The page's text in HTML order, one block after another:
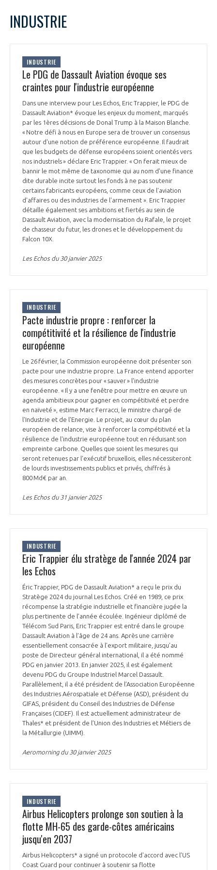
PRÉSENTATION
NOTRE VISION
NOS MISSIONS
NOTRE HISTOIRE
ORGANISATION
LE CONSEIL DU GIFAS
L’ÉQUIPE DU GIFAS
NOS RÉSEAUX À L'INTERNATIONAL
FONCTIONNEMENT
GEADS
COMITÉ AERO PME
STARTAIR
COMMISSIONS ET COMITÉS
ACCOMPAGNEMENT DE NOS ADHÉRENTS
LES PROGRAMMES DU GIFAS
UN ÉCOSYSTÈME INTÉGRÉ ET COHÉRENT
POURQUOI DEVENIR MEMBRE ?
LA MÉDIATION
LA MÉDIATION DANS LA FILIÈRE AÉRONAUTIQUE ET SPATIALE
LE MÉDIATEUR DE LA FILIÈRE AÉRONAUTIQUE ET SPATIALE
MÉDIATION ET CHARTE D’ENGAGEMENT SUR LES RELATIONS ENTRE
PRENDRE CONTACT AVEC LE MÉDIATEUR DE LA FILIÈRE
LE SALON DU BOURGET
L'OBSERVATOIRE
CHIFFRES CLÉS
LES ENJEUX
COMPÉTITIVITÉ
EMPLOI & FORMATION
ENVIRONNEMENT
INNOVATION
INTERNATIONALISATION
LES PUBLICATIONS
DOCUMENTS & BROCHURES
RAPPORTS D'ACTIVITÉS
L
1 2 3 4
5
13
14 16
21
30
INDUSTRIE
INDUSTRIE
Le PDG de Dassault Aviation évoque ses
craintes pour l'industrie européenne
Dans une interview pour Les Echos, Eric Trappier, le PDG de
Dassault Aviation* évoque les enjeux du moment, marqués
par les 1ères décisions de Donal Trump à la Maison Blanche.
« Notre défi à nous en Europe sera de trouver un consensus
autour d'une notion de préférence européenne. Il faudrait
que les budgets de défense européens soient orientés vers
nos industriels » déclare Eric Trappier. « On ferait mieux de
bannir le mot même de taxonomie qui au nom d'une finance
dite durable incite surtout les fonds à ne pas soutenir
certains fabricants européens, comme ceux de l'aviation
d'affaires ou des industries de l'armement ». Eric Trappier
détaille également ses ambitions et fiertés au sein de
Dassault Aviation, avec la modernisation du Rafale, le projet
de chasseur du futur, les drones et le développement du
Falcon 10X.
Les Echos du 30 janvier 2025
INDUSTRIE
Pacte industrie propre : renforcer la
compétitivité et la résilience de l'industrie
européenne
Le 26 février, la Commission européenne doit présenter son
pacte pour une industrie propre. La France entend apporter
des mesures concrètes pour « sauver » l'industrie
européenne. « Il y a une fenêtre pour mettre en œuvre un
agenda ambitieux pour gagner en compétitivité et perdre
en naïveté », estime Marc Ferracci, le ministre chargé de
l'Industrie et de l'Energie. Le projet, au cœur du plan
européen de relance, vise à renforcer la compétitivité et la
résilience de l'industrie européenne tout en réduisant son
empreinte carbone. Quelles que soient les mesures qui
seront retenues par l'exécutif bruxellois, elles nécessiteront
de lourds investissements publics et privés, chiffrés à
800 Md€ par an.
Les Echos du 31 janvier 2025
INDUSTRIE
Eric Trappier élu stratège de l'année 2024 par
les Echos
Éric Trappier, PDG de Dassault Aviation* a reçu le prix du
Stratège 2024 du journal Les Echos. Créé en 1989, ce prix
récompense la stratégie industrielle et financière jugée la
plus pertinente de l’année écoulée. Ingénieur diplômé de
Télécom Sud Paris, Eric Trappier est entré dans le groupe
Dassault Aviation à l’âge de 24 ans. Après une carrière
essentiellement consacrée à l’export militaire, jusqu’au
poste de Directeur général international, il a été nommé
PDG en janvier 2013. En janvier 2025, il est également
devenu PDG du Groupe Industriel Marcel Dassault.
Parallèlement, il a été président de l’Association Européenne
des Industries Aérospatiale et Défense (ASD), président du
GIFAS, président du Conseil des Industries de Défense
Françaises (CIDEF). Il est actuellement administrateur de
Thales* et président de l’Union des Industries et Métiers de
la Métallurgie (UIMM).
Aeromorning du 30 janvier 2025
INDUSTRIE
Airbus Helicopters prolonge son soutien à la
flotte MH-65 des garde-côtes américains
jusqu'en 2037
Airbus Helicopters* a signé un protocole d'accord avec l’US
Coast Guard pour continuer à soutenir sa flotte
Rejoignez une filière d’excellence et développez
Découvrez les avantages d'adhérer au GIFAS.
Rencontres, salons, données sectorielles,
programmes ...